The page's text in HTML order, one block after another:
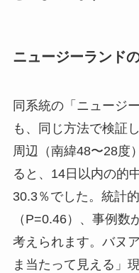
ニュージーランド
同系統の「ニュージ
も、同じ方法で検証
周辺（南緯48〜28度
ると、14日以内の的
30.3％でした。統計
（P=0.46）、事例数
考えられます。バヌ
ま当たって見える」